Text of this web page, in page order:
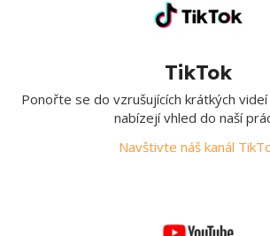
TikTok
Ponořte se do vzrušujících krátkých
nabízejí vhled do naší
Navštivte náš kanál